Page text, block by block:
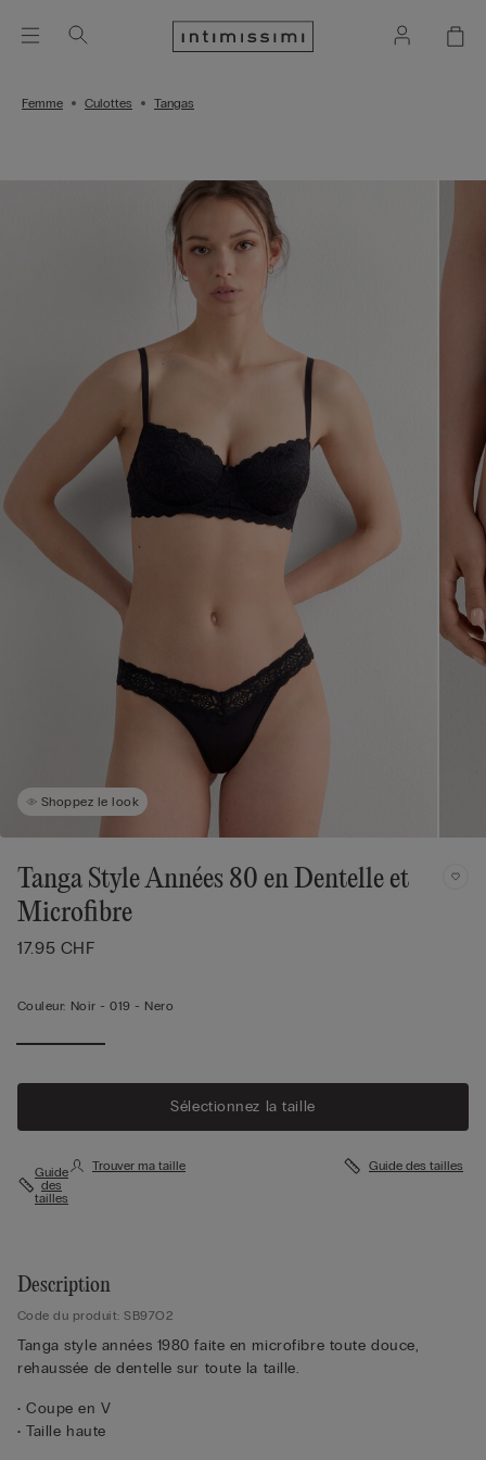
Femme Culottes Tangas
Shoppez le look
Tanga Style Années 80 en Dentelle et
Microfibre
17.95 CHF
Couleur: Noir -019 - Nero
Sélectionnez la taille
Guide
des
tailles
Trouver ma taille Guide des tailles
Description
Code du produit: SB97O2
Tanga style années 1980 faite en microfibre toute douce,
rehaussée de dentelle sur toute la taille.
• Coupe en V
• Taille haute